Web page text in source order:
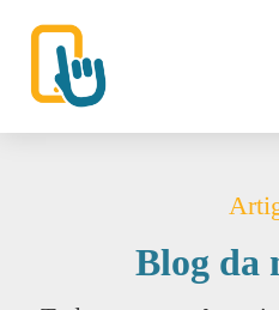
Blog da